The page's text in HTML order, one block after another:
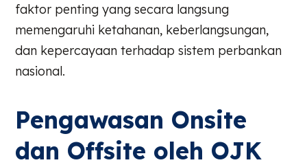
faktor penting yang secara langsung
memengaruhi ketahanan, keberlangsungan,
dan kepercayaan terhadap sistem perbankan
nasional.
Pengawasan Onsite
dan Offsite oleh OJK